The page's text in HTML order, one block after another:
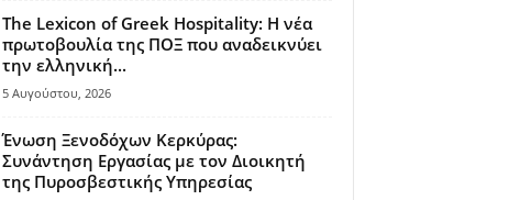
The Lexicon of Greek Hospitality: Η νέα
πρωτοβουλία της ΠΟΞ που αναδεικνύει
την ελληνική...
5 Αυγούστου, 2026
Ένωση Ξενοδόχων Κερκύρας:
Συνάντηση Εργασίας με τον Διοικητή
της Πυροσβεστικής Υπηρεσίας